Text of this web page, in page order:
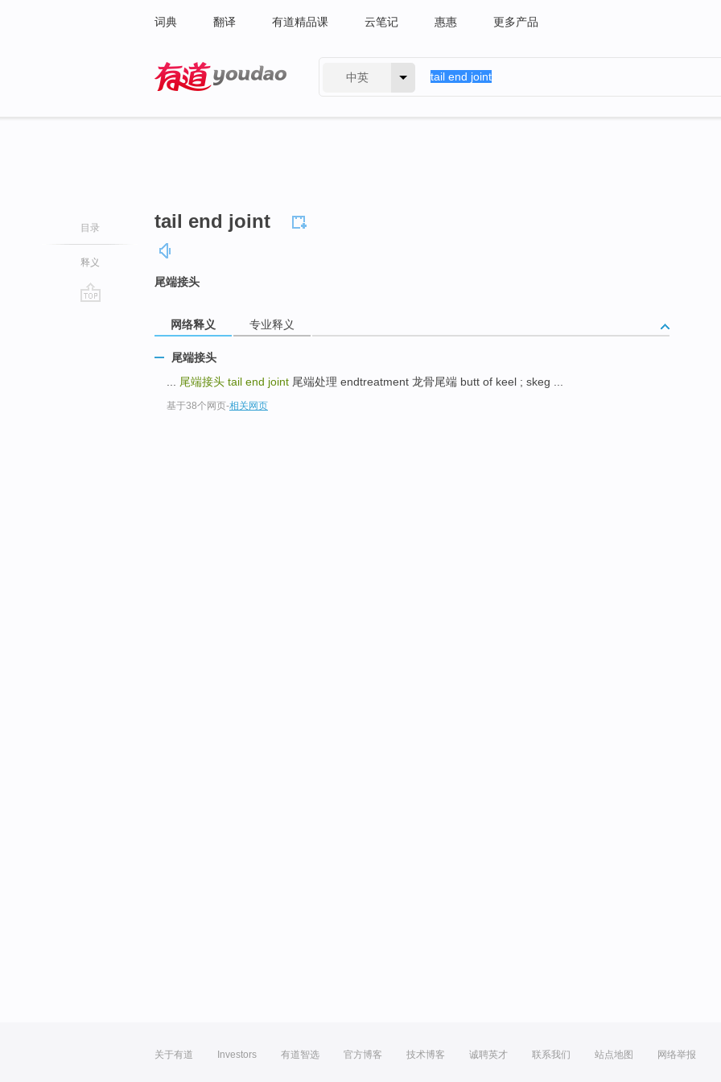
词典 翻译 有道精品课 云笔记 惠惠 更多产品
中英
目录
释义
tail end joint
尾端接头
网络释义 专业释义
尾端接头
尾端接头 tail end joint 尾端处理 endtreatment 龙骨尾端 butt of keel ; skeg ...
基于38个网页-相关网页
关于有道 Investors 有道智选 官方博客 技术博客 诚聘英才 联系我们 站点地图 网络举报